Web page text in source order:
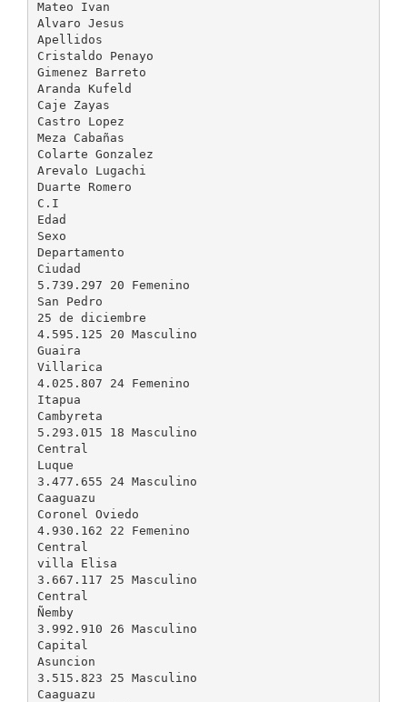
Mateo Ivan
Alvaro Jesus
Apellidos
Cristaldo Penayo
Gimenez Barreto
Aranda Kufeld
Caje Zayas
Castro Lopez
Meza Cabañas
Colarte Gonzalez
Arevalo Lugachi
Duarte Romero
C.I
Edad
Sexo
Departamento
Ciudad
5.739.297 20 Femenino
San Pedro
25 de diciembre
4.595.125 20 Masculino
Guaira
Villarica
4.025.807 24 Femenino
Itapua
Cambyreta
5.293.015 18 Masculino
Central
Luque
3.477.655 24 Masculino
Caaguazu
Coronel Oviedo
4.930.162 22 Femenino
Central
villa Elisa
3.667.117 25 Masculino
Central
Ñemby
3.992.910 26 Masculino
Capital
Asuncion
3.515.823 25 Masculino
Caaguazu